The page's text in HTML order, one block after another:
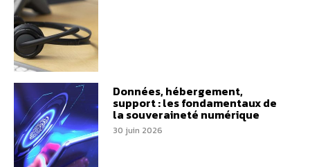
Données, hébergement,
support : les fondamentaux de
la souveraineté numérique
30 juin 2026